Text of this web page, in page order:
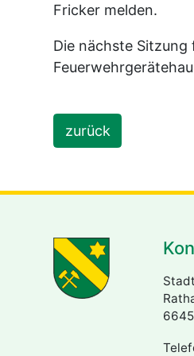
Fricker melden.
Die nächste
zurück